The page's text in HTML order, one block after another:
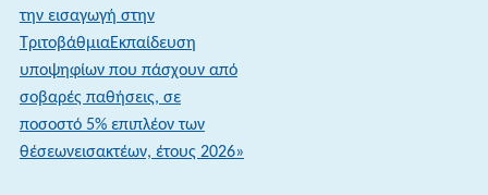
την εισαγωγή στην
ΤριτοβάθμιαΕκπαίδευση
υποψηφίων που πάσχουν από
σοβαρές παθήσεις, σε
ποσοστό 5% επιπλέον των
θέσεωνεισακτέων, έτους 2026»